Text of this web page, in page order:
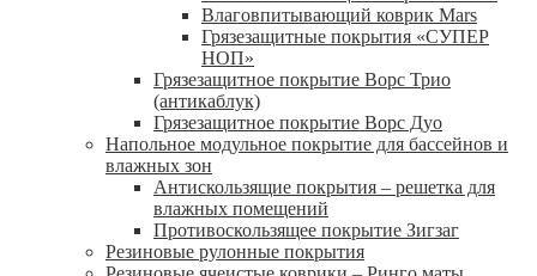
Влаговпитывающий коврик Mars
Грязезащитные покрытия «СУПЕР
НОП»
Грязезащитное покрытие Ворс Трио
(антикаблук)
Грязезащитное покрытие Ворс Дуо
Напольное модульное покрытие для бассейнов и
влажных зон
Антискользящие покрытия – решетка для
влажных помещений
Противоскользящее покрытие Зигзаг
Резиновые рулонные покрытия